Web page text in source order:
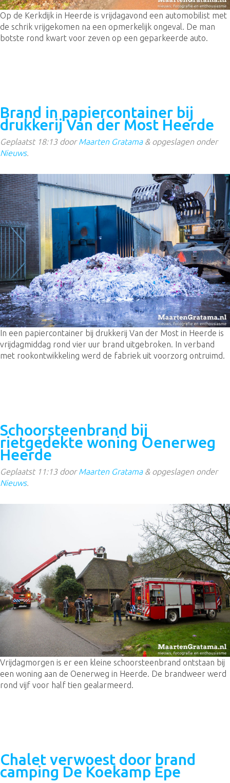
Op de Kerkdijk in Heerde is vrijdagavond een automobilist met
de schrik vrijgekomen na een opmerkelijk ongeval. De man
botste rond kwart voor zeven op een geparkeerde auto.
Brand in papiercontainer bij
drukkerij Van der Most Heerde
Geplaatst 18:13doorMaarten Gratama &opgeslagen onder
Nieuws.
In een papiercontainer bij drukkerij Van der Most in Heerde is
vrijdagmiddag rond vier uur brand uitgebroken. In verband
met rookontwikkeling werd de fabriek uit voorzorg ontruimd.
Schoorsteenbrand bij
rietgedekte woning Oenerweg
Heerde
Geplaatst 11:13door Maarten Gratama &opgeslagen onder
Nieuws.
Vrijdagmorgen is er een kleine schoorsteenbrand ontstaan bij
een woning aan de Oenerweg in Heerde. De brandweer werd
rond vijf voor half tien gealarmeerd.
Chalet verwoest door brand
camping De Koekamp Epe